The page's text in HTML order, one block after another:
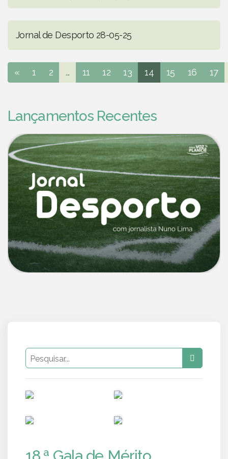
Jornal de Desporto 28-05-25
« 1 2 ... 11 12 13 14 15 16 17
Lançamentos Recentes